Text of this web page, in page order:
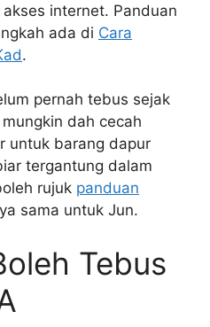
internet. Panduan
ada di Cara
.
pernah tebus sejak
dah cecah
untuk barang dapur
tergantung dalam
rujuk panduan
sama untuk Jun.
Tebus